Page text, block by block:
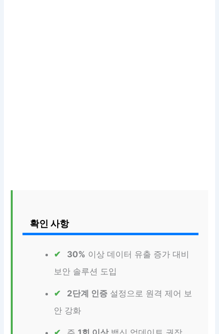
확인 사항
30% 이상 데이터 유출 증가 대비
보안 솔루션 도입
2단계 인증 설정으로 원격 제어 보
안 강화